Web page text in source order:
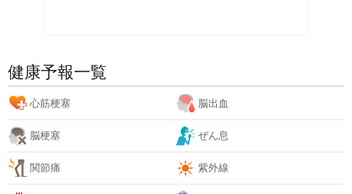
健康予報一覧
心筋梗塞 脳出血
脳梗塞 ぜん息
関節痛 紫外線